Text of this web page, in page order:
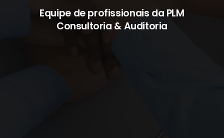
Equipe de profissionais da PLM
Consultoria & Auditoria